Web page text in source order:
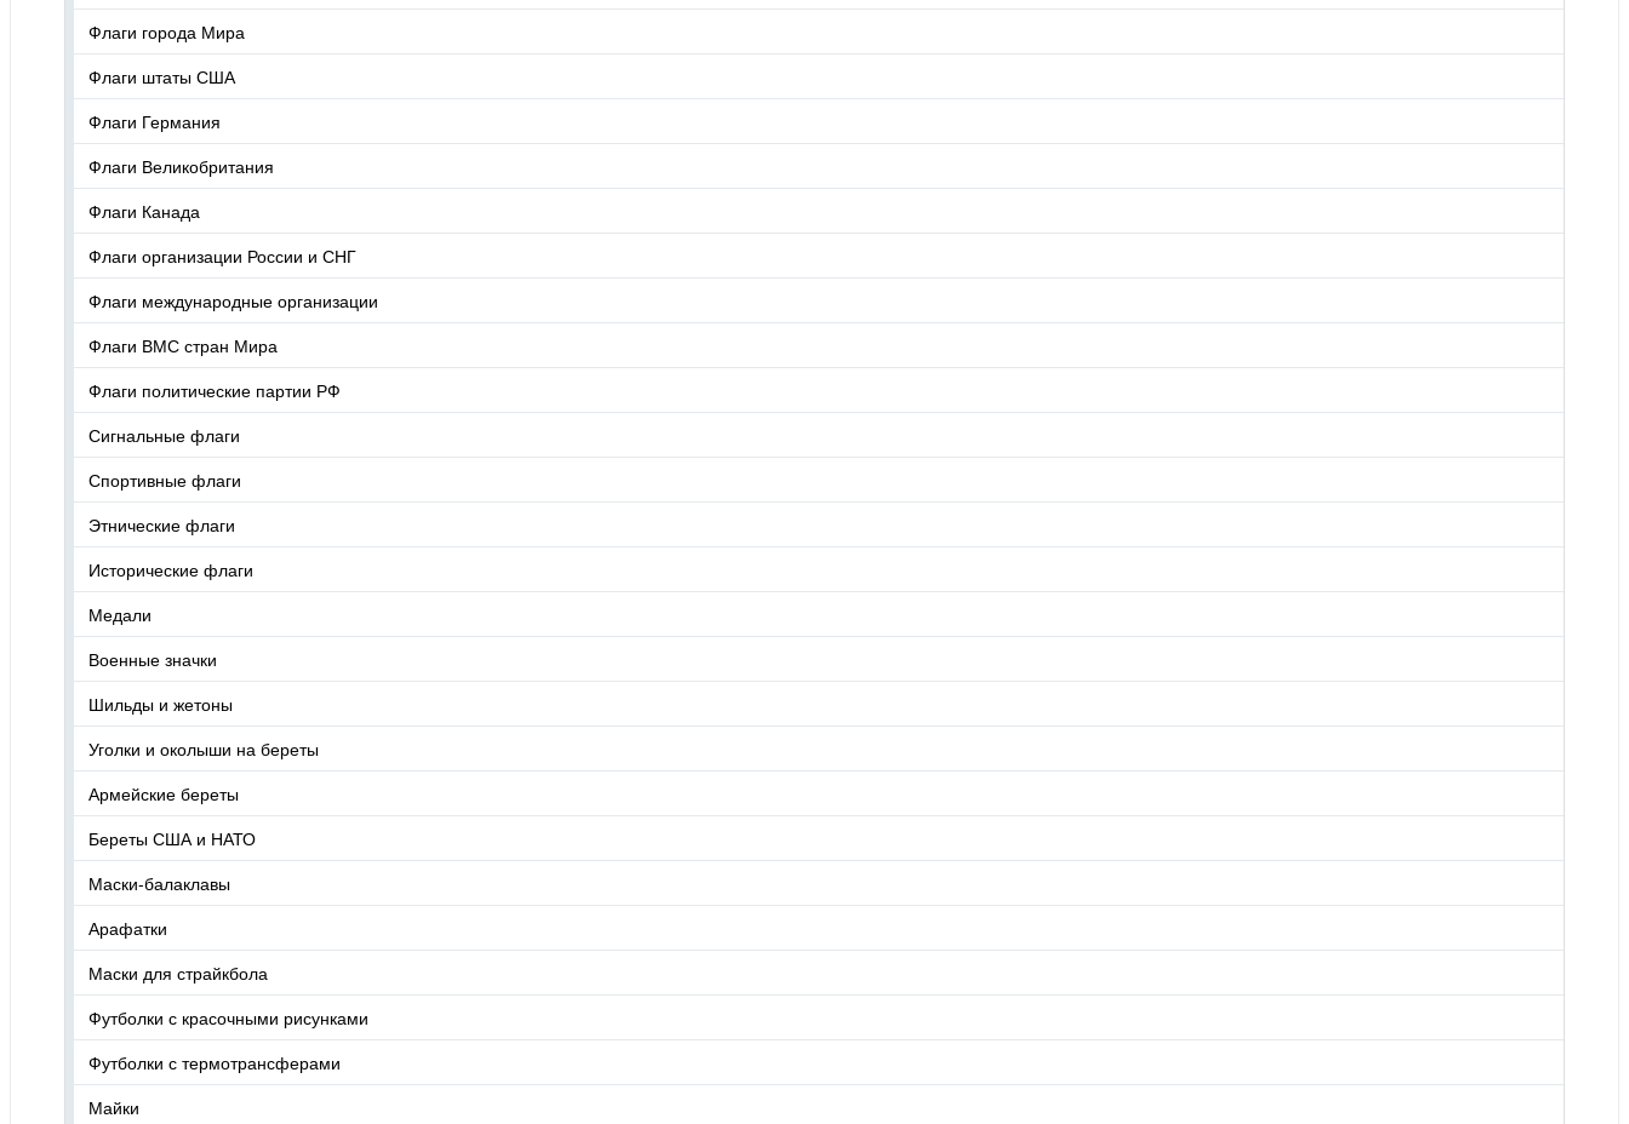
Флаги города Мира
Флаги штаты США
Флаги Германия
Флаги Великобритания
Флаги Канада
Флаги организации России и СНГ
Флаги международные организации
Флаги ВМС стран Мира
Флаги политические партии РФ
Сигнальные флаги
Спортивные флаги
Этнические флаги
Исторические флаги
Медали
Военные значки
Шильды и жетоны
Уголки и околыши на береты
Армейские береты
Береты США и НАТО
Маски-балаклавы
Арафатки
Маски для страйкбола
Футболки с красочными рисунками
Футболки с термотрансферами
Майки